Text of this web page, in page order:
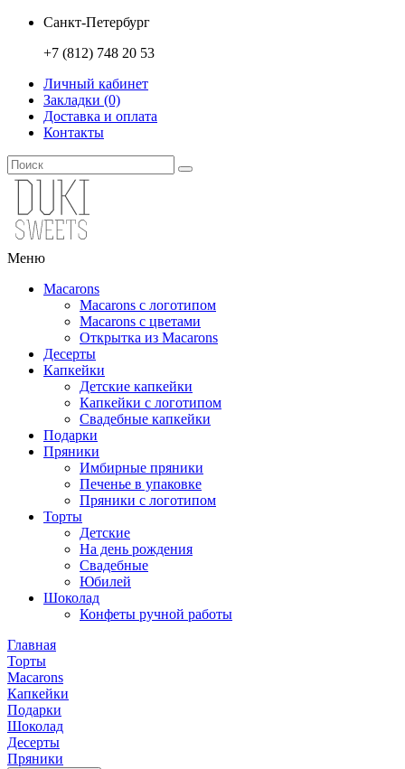
Санкт-Петербург
+7 (812) 748 20 53
Личный кабинет
Закладки (0)
Доставка и оплата
Контакты
Меню
Macarons
Macarons с логотипом
Macarons с цветами
Открытка из Macarons
Десерты
Капкейки
Детские капкейки
Капкейки с логотипом
Свадебные капкейки
Подарки
Пряники
Имбирные пряники
Печенье в упаковке
Пряники с логотипом
Торты
Детские
На день рождения
Свадебные
Юбилей
Шоколад
Конфеты ручной работы
Главная
Торты
Macarons
Капкейки
Подарки
Шоколад
Десерты
Пряники